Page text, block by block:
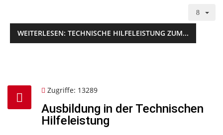
WEITERLESEN: TECHNISCHE HILFELEISTUNG ZUM...
Zugriffe: 13289
Ausbildung in der Technischen
Hilfeleistung